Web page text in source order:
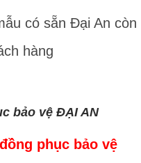
có sẵn Đại An còn
hàng
bảo vệ ĐẠI AN
phục bảo vệ